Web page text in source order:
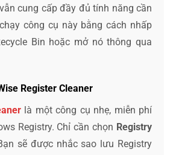
cung cấp đầy đủ tính năng cần
công cụ này bằng cách nhấp
Bin hoặc mở nó thông qua
Register Cleaner
là một công cụ nhẹ, miễn phí
Registry. Chỉ cần chọn Registry
sẽ được nhắc sao lưu Registry